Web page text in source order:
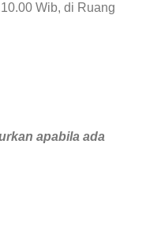
Wib, di Ruang
apabila ada